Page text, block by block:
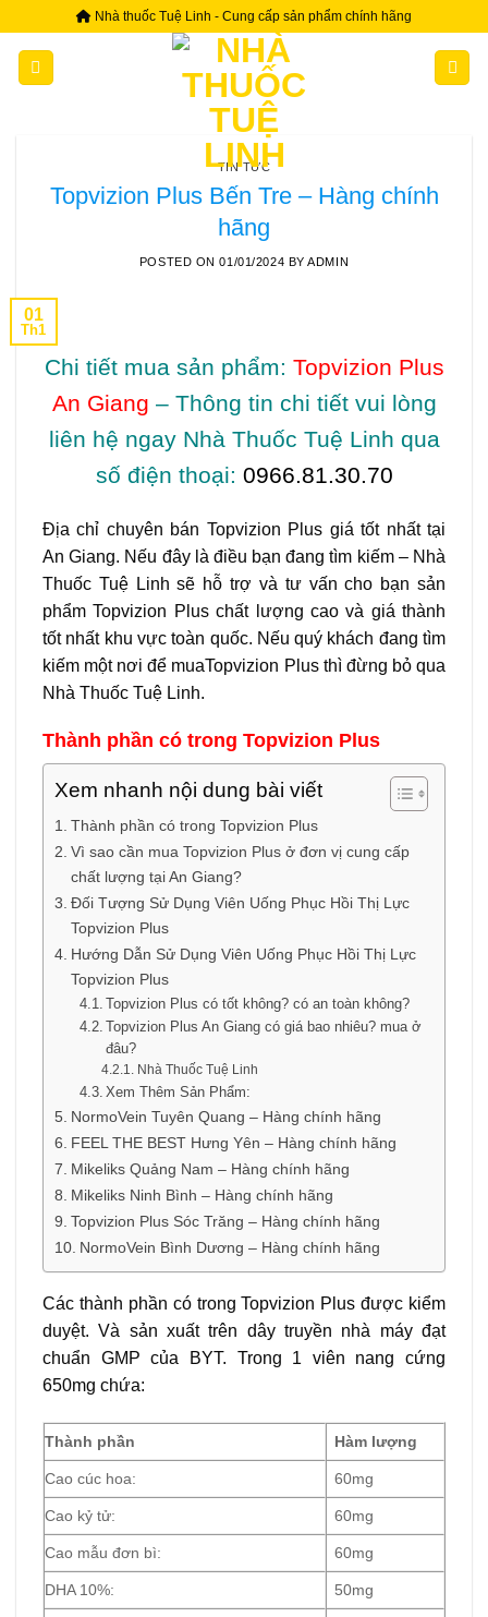
content
Nhà thuốc Tuệ Linh - Cung cấp sản phẩm chính hãng
TIN TỨC
Topvizion Plus Bến Tre – Hàng chính
hãng
POSTED ON01/01/2024 BYADMIN
01
Th1
Chi tiết mua sản phẩm: Topvizion Plus
An Giang – Thông tin chi tiết vui lòng
liên hệ ngay Nhà Thuốc Tuệ Linh qua
số điện thoại: 0966.81.30.70
Địa chỉ chuyên bán Topvizion Plus giá tốt nhất tại
An Giang. Nếu đây là điều bạn đang tìm kiếm – Nhà
Thuốc Tuệ Linh sẽ hỗ trợ và tư vấn cho bạn sản
phẩm Topvizion Plus chất lượng cao và giá thành
tốt nhất khu vực toàn quốc. Nếu quý khách đang tìm
kiếm một nơi để muaTopvizion Plus thì đừng bỏ qua
Nhà Thuốc Tuệ Linh.
Thành phần có trong Topvizion Plus
Xem nhanh nội dung bài viết
Thành phần có trong Topvizion Plus
Vì sao cần mua Topvizion Plus ở đơn vị cung cấp
chất lượng tại An Giang?
Đối Tượng Sử Dụng Viên Uống Phục Hồi Thị Lực
Topvizion Plus
Hướng Dẫn Sử Dụng Viên Uống Phục Hồi Thị Lực
Topvizion Plus
Topvizion Plus có tốt không? có an toàn không?
Topvizion Plus An Giang có giá bao nhiêu? mua ở
đâu?
Nhà Thuốc Tuệ Linh
Xem Thêm Sản Phẩm:
NormoVein Tuyên Quang – Hàng chính hãng
FEEL THE BEST Hưng Yên – Hàng chính hãng
Mikeliks Quảng Nam – Hàng chính hãng
Mikeliks Ninh Bình – Hàng chính hãng
Topvizion Plus Sóc Trăng – Hàng chính hãng
NormoVein Bình Dương – Hàng chính hãng
Các thành phần có trong Topvizion Plus được kiểm
duyệt. Và sản xuất trên dây truyền nhà máy đạt
chuẩn GMP của BYT. Trong 1 viên nang cứng
650mg chứa:
Thành phần Hàm lượng
Cao cúc hoa: 60mg
Cao kỷ tử: 60mg
Cao mẫu đơn bì: 60mg
DHA 10%: 50mg